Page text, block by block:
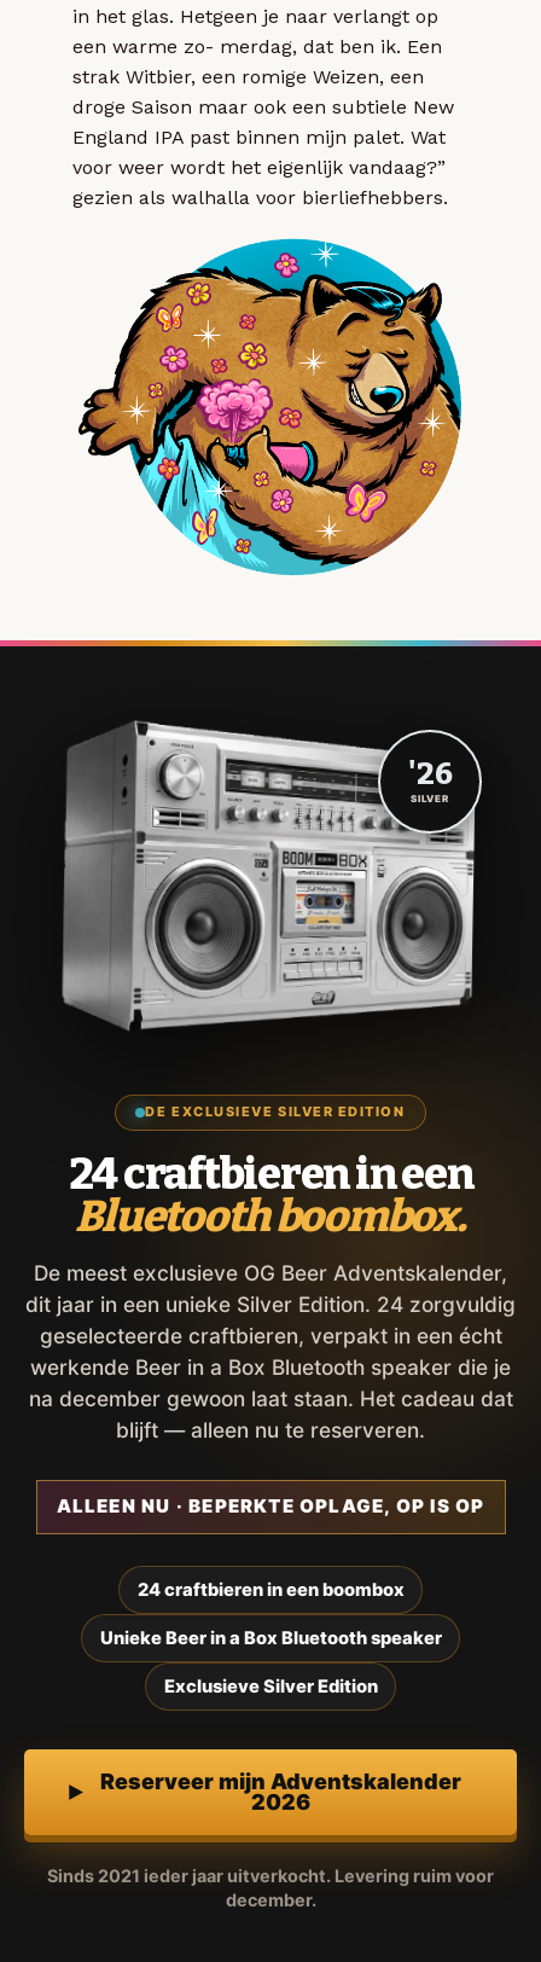
in het glas. Hetgeen je naar verlangt op
een warme zo- merdag, dat ben ik. Een
strak Witbier, een romige Weizen, een
droge Saison maar ook een subtiele New
England IPA past binnen mijn palet. Wat
voor weer wordt het eigenlijk vandaag?”
gezien als walhalla voor bierliefhebbers.
DE EXCLUSIEVE SILVER EDITION
24 craftbieren in een
Bluetooth boombox.
De meest exclusieve OG Beer Adventskalender,
dit jaar in een unieke Silver Edition. 24 zorgvuldig
geselecteerde craftbieren, verpakt in een écht
werkende Beer in a Box Bluetooth speaker die je
na december gewoon laat staan. Het cadeau dat
blijft — alleen nu te reserveren.
ALLEEN NU · BEPERKTE OPLAGE, OP IS OP
24 craftbieren in een boombox
Unieke Beer in a Box Bluetooth speaker
Exclusieve Silver Edition
Reserveer mijn Adventskalender
2026
Sinds 2021 ieder jaar uitverkocht. Levering ruim voor
december.
'26
SILVER